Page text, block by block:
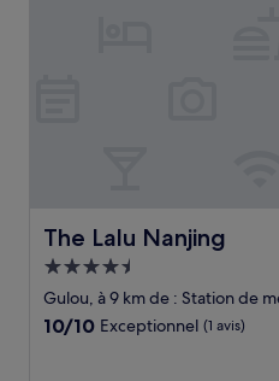
The Lalu Nanjing
The Lalu Nanjing
Hébergement
4.5 étoiles
Gulou, à 9 km de : Station de
10.0
10/10 Exceptionnel (1 avis)